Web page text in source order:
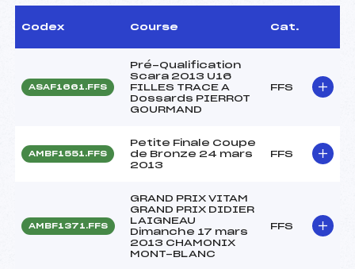
Codex Course Cat.
ASAF1661.FFS
Pré-Qualification
Scara 2013 U16
FILLES TRACE A
Dossards PIERROT
GOURMAND
FFS
AMBF1551.FFS
Petite Finale Coupe
de Bronze 24 mars
2013
FFS
AMBF1371.FFS
GRAND PRIX VITAM
GRAND PRIX DIDIER
LAIGNEAU
Dimanche 17 mars
2013 CHAMONIX
MONT-BLANC
FFS